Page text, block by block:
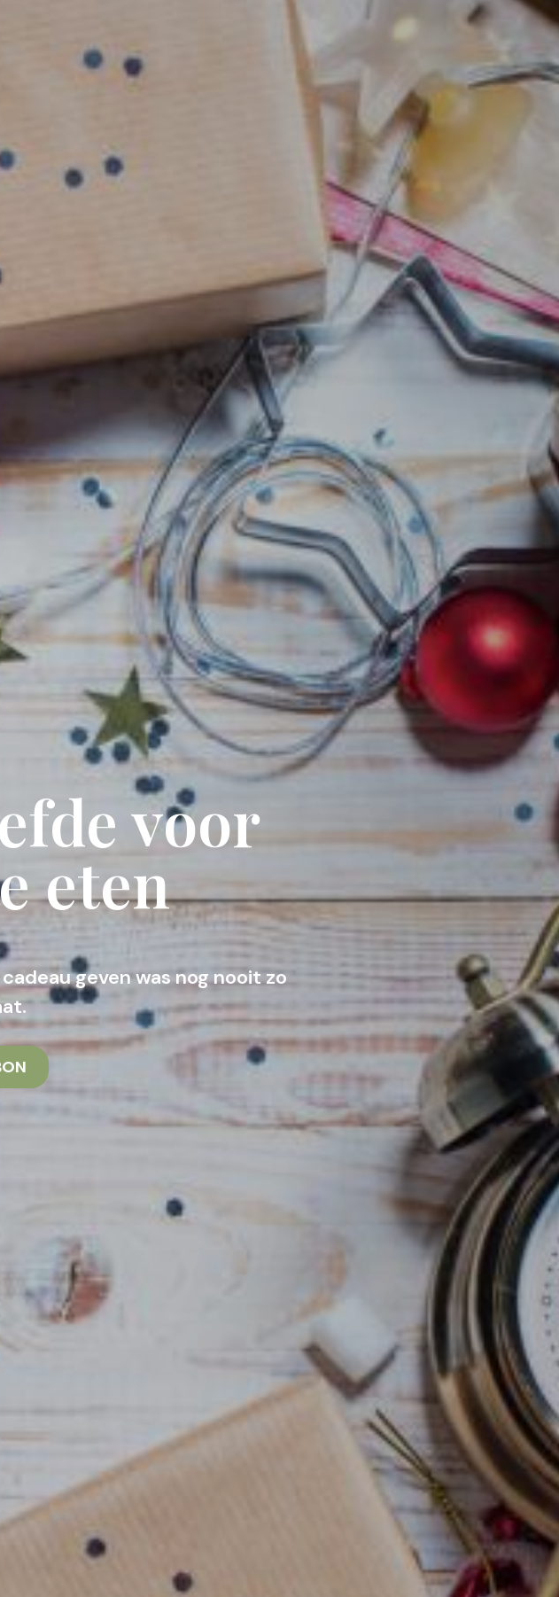
voor
eten
geven was nog nooit zo